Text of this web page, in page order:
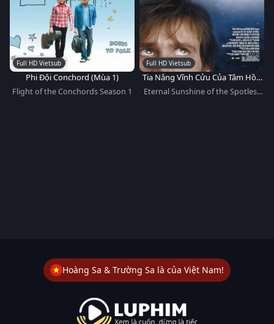
Full HD Vietsub
Phi Đội Conchord (Mùa 1)
Flight of the Conchords Season 1
Full HD Vietsub
Tia Nắng Vĩnh Cửu Của Tâm Hồn
Tinh Khiết
Eternal Sunshine of the Spotless
Hoàng Sa & Trường Sa là của Việt Nam!